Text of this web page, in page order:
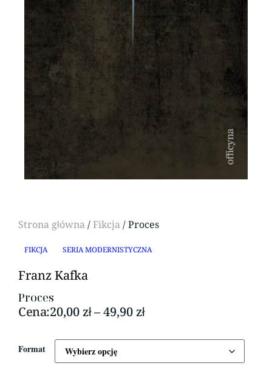
Strona główna /Fikcja / Proces
FIKCJA SERIA MODERNISTYCZNA
Franz Kafka
Proces
Cena:20,00zł – 49,90zł
Format